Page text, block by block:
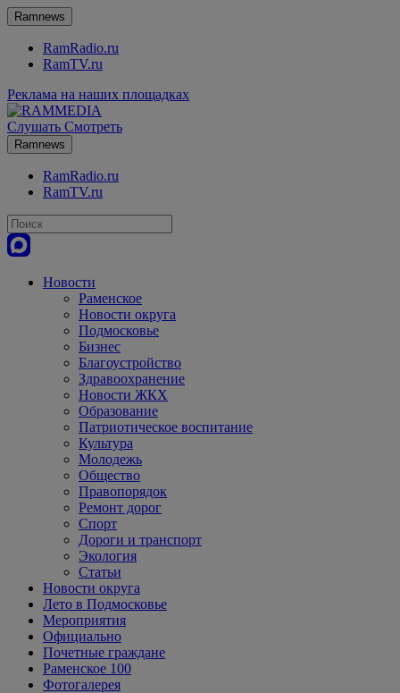
Ramnews
RamRadio.ru
RamTV.ru
Реклама на наших площадках
Слушать Смотреть
Ramnews
RamRadio.ru
RamTV.ru
Новости
Раменское
Новости округа
Подмосковье
Бизнес
Благоустройство
Здравоохранение
Новости ЖКХ
Образование
Патриотическое воспитание
Культура
Молодежь
Общество
Правопорядок
Ремонт дорог
Спорт
Дороги и транспорт
Экология
Статьи
Новости округа
Лето в Подмосковье
Мероприятия
Официально
Почетные граждане
Раменское 100
Фотогалерея